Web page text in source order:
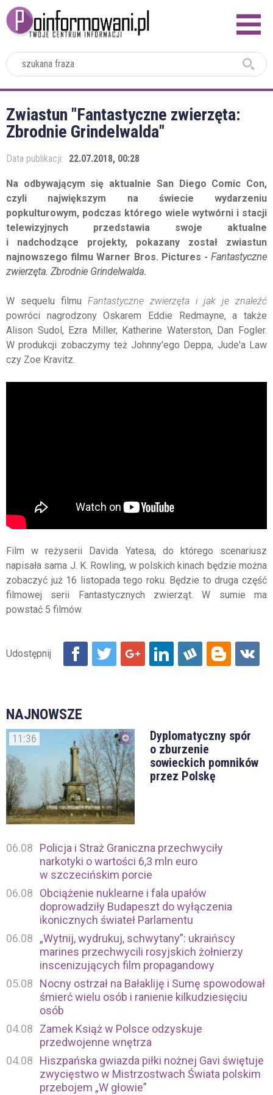
Zwiastun "Fantastyczne zwierzęta:
Zbrodnie Grindelwalda"
Data publikacji: 22.07.2018, 00:28
Na odbywającym się aktualnie San Diego Comic Con,
czyli największym na świecie wydarzeniu
popkulturowym, podczas którego wiele wytwórni i stacji
telewizyjnych przedstawia swoje aktualne
i nadchodzące projekty, pokazany został zwiastun
najnowszego filmu Warner Bros. Pictures - Fantastyczne
zwierzęta. Zbrodnie Grindelwalda.
W sequelu filmu Fantastyczne zwierzęta i jak je znaleźć
powróci nagrodzony Oskarem Eddie Redmayne, a także
Alison Sudol, Ezra Miller, Katherine Waterston, Dan Fogler.
W produkcji zobaczymy też Johnny'ego Deppa, Jude'a Law
czy Zoe Kravitz.
Film w reżyserii Davida Yatesa, do którego scenariusz
napisała sama J. K. Rowling, w polskich kinach będzie można
zobaczyć już 16 listopada tego roku. Będzie to druga część
filmowej serii Fantastycznych zwierząt. W sumie ma
powstać 5 filmów.
NAJNOWSZE
11:36
Dyplomatyczny spór
o zburzenie
sowieckich pomników
przez Polskę
06.08
Policja i Straż Graniczna przechwyciły
narkotyki o wartości 6,3 mln euro
w szczecińskim porcie
06.08
Obciążenie nuklearne i fala upałów
doprowadziły Budapeszt do wyłączenia
ikonicznych świateł Parlamentu
06.08
„Wytnij, wydrukuj, schwytany”: ukraińscy
marines przechwycili rosyjskich żołnierzy
inscenizujących film propagandowy
05.08
Nocny ostrzał na Bałakliję i Sumę spowodował
śmierć wielu osób i ranienie kilkudziesięciu
osób
04.08
Zamek Książ w Polsce odzyskuje
przedwojenne wnętrza
04.08
Hiszpańska gwiazda piłki nożnej Gavi świętuje
zwycięstwo w Mistrzostwach Świata polskim
przebojem „W głowie”